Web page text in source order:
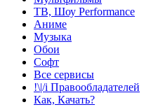
ТВ, Шоу Performance
Аниме
Музыка
Обои
Софт
Все сервисы
!\|/i Правообладателей
Как, Качать?